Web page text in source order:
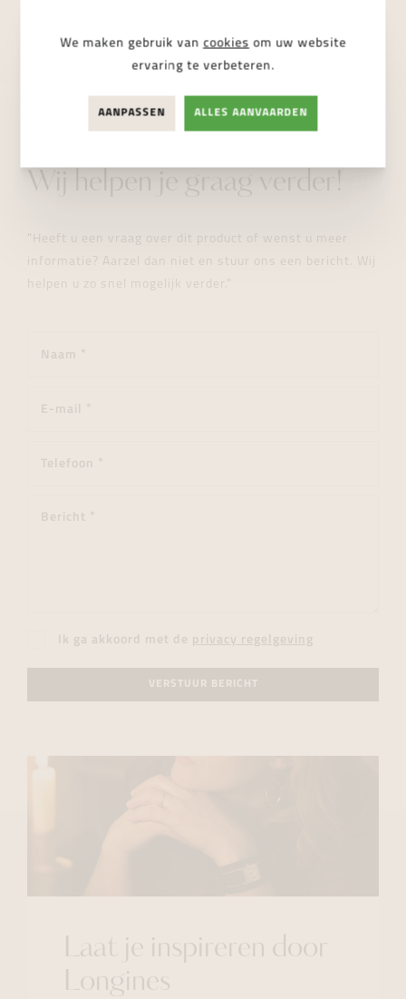
Wij helpen je graag verder!
"Heeft u een vraag over dit product of wenst u meer
informatie? Aarzel dan niet en stuur ons een bericht. Wij
helpen u zo snel mogelijk verder."
Ik ga akkoord met de privacy regelgeving
VERSTUUR BERICHT
Laat je inspireren door
Longines
We maken gebruik van cookies om uw website
ervaring te verbeteren.
AANPASSEN ALLES AANVAARDEN